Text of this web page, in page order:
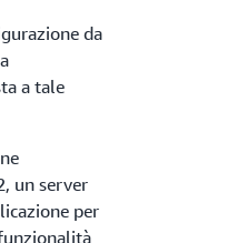
da
a tale
un server
per